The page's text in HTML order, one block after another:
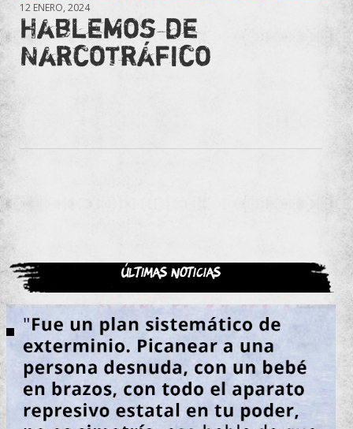
12 ENERO, 2024
Hablemos de
Narcotráfico
Últimas noticias